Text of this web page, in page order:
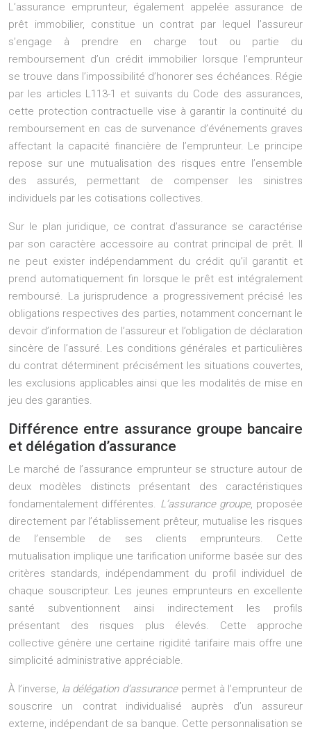
L’assurance emprunteur, également appelée assurance de
prêt immobilier, constitue un contrat par lequel l’assureur
s’engage à prendre en charge tout ou partie du
remboursement d’un crédit immobilier lorsque l’emprunteur
se trouve dans l’impossibilité d’honorer ses échéances. Régie
par les articles L113-1 et suivants du Code des assurances,
cette protection contractuelle vise à garantir la continuité du
remboursement en cas de survenance d’événements graves
affectant la capacité financière de l’emprunteur. Le principe
repose sur une mutualisation des risques entre l’ensemble
des assurés, permettant de compenser les sinistres
individuels par les cotisations collectives.
Sur le plan juridique, ce contrat d’assurance se caractérise
par son caractère accessoire au contrat principal de prêt. Il
ne peut exister indépendamment du crédit qu’il garantit et
prend automatiquement fin lorsque le prêt est intégralement
remboursé. La jurisprudence a progressivement précisé les
obligations respectives des parties, notamment concernant le
devoir d’information de l’assureur et l’obligation de déclaration
sincère de l’assuré. Les conditions générales et particulières
du contrat déterminent précisément les situations couvertes,
les exclusions applicables ainsi que les modalités de mise en
jeu des garanties.
Différence entre assurance groupe bancaire
et délégation d’assurance
Le marché de l’assurance emprunteur se structure autour de
deux modèles distincts présentant des caractéristiques
fondamentalement différentes. L’assurance groupe, proposée
directement par l’établissement prêteur, mutualise les risques
de l’ensemble de ses clients emprunteurs. Cette
mutualisation implique une tarification uniforme basée sur des
critères standards, indépendamment du profil individuel de
chaque souscripteur. Les jeunes emprunteurs en excellente
santé subventionnent ainsi indirectement les profils
présentant des risques plus élevés. Cette approche
collective génère une certaine rigidité tarifaire mais offre une
simplicité administrative appréciable.
À l’inverse, la délégation d’assurancepermet à l’emprunteur de
souscrire un contrat individualisé auprès d’un assureur
externe, indépendant de sa banque. Cette personnalisation se